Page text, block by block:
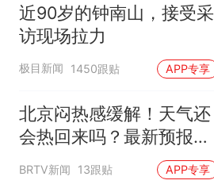
近90岁的钟南山，接受采
访现场拉力
极目新闻 1450跟贴 APP专享
北京闷热感缓解！天气还
会热回来吗？最新预报
——
BRTV新闻 13跟贴 APP专享